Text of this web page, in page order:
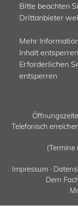
Bitte beachten
Drittanbieter
Mehr
Inhalt entsperren
Erforderlichen
entsperren
Telefonisch
Impressum ·
Dern